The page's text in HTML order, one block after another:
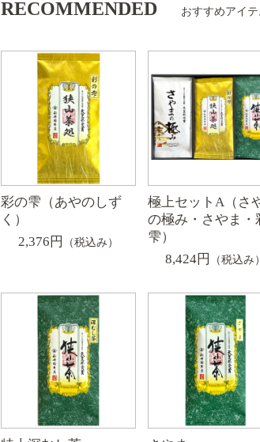
RECOMMENDED おすすめアイテ
彩の雫（あやのしず
く）
2,376円
（税込み）
極上セットA（さ
の極み・さやま・
雫）
8,424円
（税込み）